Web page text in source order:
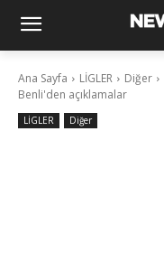
Ana Sayfa LİGLER Diğer
Benli'den açıklamalar
LİGLER Diğer